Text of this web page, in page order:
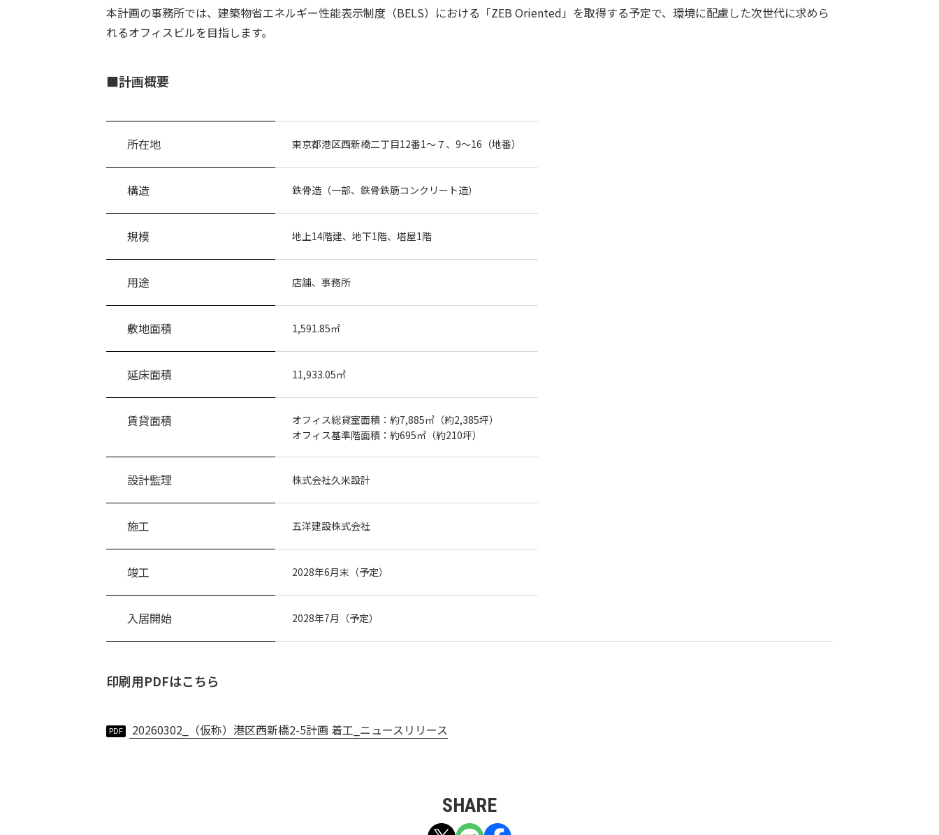
本計画の事務所では、建築物省エネルギー性能表示制度（BELS）における「ZEB Oriented 」を取得する予定で、環境に配慮した次世代に求めら
れるオフィスビルを目指します。
■計画概要
所在地 東京都港区西新橋二丁目12番1～７、9～16（地番）
構造 鉄骨造（一部、鉄骨鉄筋コンクリート造）
規模 地上14階建、地下1階、塔屋1階
用途 店舗、事務所
敷地面積 1,591.85㎡
延床面積 11,933.05㎡
賃貸面積 オフィス総貸室面積：約7,885㎡（約2,385坪）
オフィス基準階面積：約695㎡（約210坪）
設計監理 株式会社久米設計
施工 五洋建設株式会社
竣工 2028年6月末（予定）
入居開始 2028年7月（予定）
印刷用PDFはこちら
20260302_（仮称）港区西新橋2-5計画 着工_ニュースリリース
SHARE